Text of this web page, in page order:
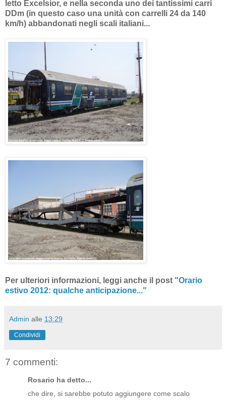
letto Excelsior, e nella seconda uno dei tantissimi carri
DDm (in questo caso una unità con carrelli 24 da 140
km/h) abbandonati negli scali italiani...
Per ulteriori informazioni, leggi anche il post "Orario
estivo 2012: qualche anticipazione..."
Admin alle 13:29
Condividi
7 commenti:
Rosario ha detto...
che dire, si sarebbe potuto aggiungere come scalo